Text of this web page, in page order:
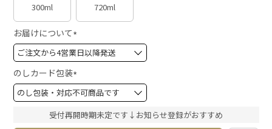
300ml 720ml
お届けについて
(
必
須
)
のしカード包装
(
必
須
)
受付再開時期未定です↓お知らせ登録がおすすめ